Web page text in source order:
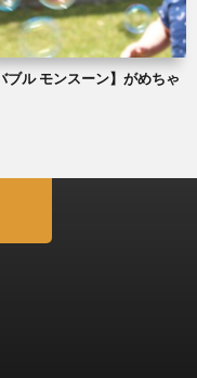
ブル モンスーン】がめちゃ